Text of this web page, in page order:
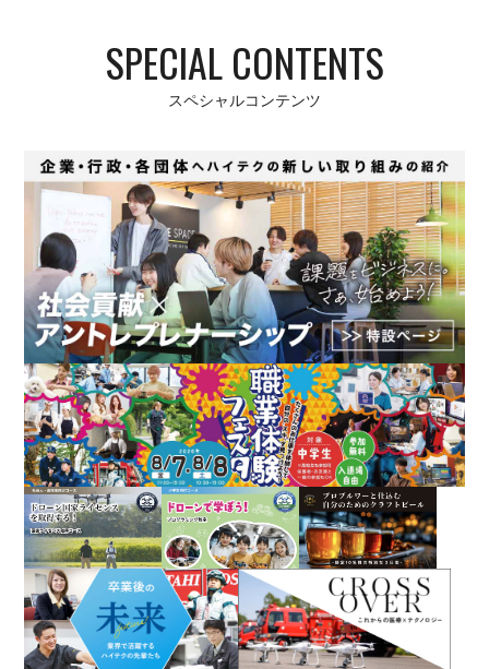
SPECIAL CONTENTS
スペシャルコンテンツ